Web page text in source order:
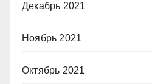
Декабрь 2021
Ноябрь 2021
Октябрь 2021